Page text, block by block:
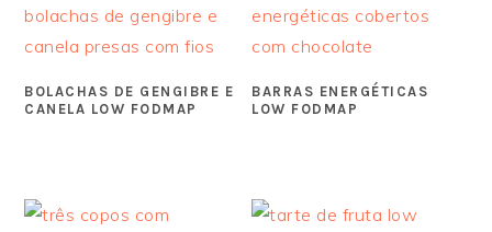
BOLACHAS DE GENGIBRE E
CANELA LOW FODMAP
BARRAS ENERGÉTICAS
LOW FODMAP